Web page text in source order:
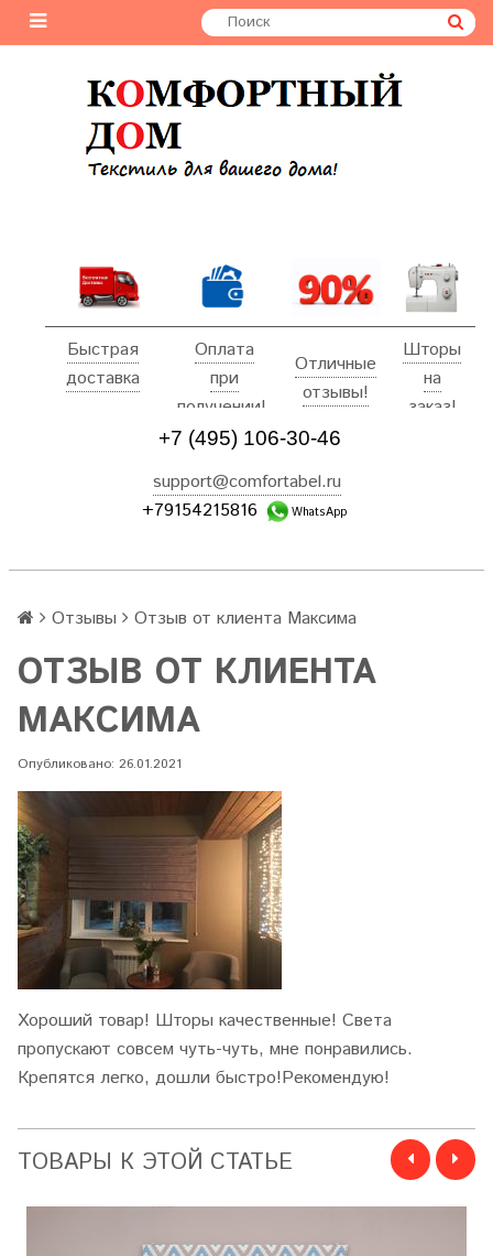
Быстрая
доставка
Оплата
при
получении!
Отличные
отзывы!
Шторы
на
заказ!
+7 (495) 106-30-46
support@comfortabel.ru
+79154215816
WhatsApp
Отзывы Отзыв от клиента Максима
ОТЗЫВ ОТ КЛИЕНТА
МАКСИМА
Опубликовано: 26.01.2021
Хороший товар! Шторы качественные! Света
пропускают совсем чуть-чуть, мне понравились.
Крепятся легко, дошли быстро!Рекомендую!
ТОВАРЫ К ЭТОЙ СТАТЬЕ